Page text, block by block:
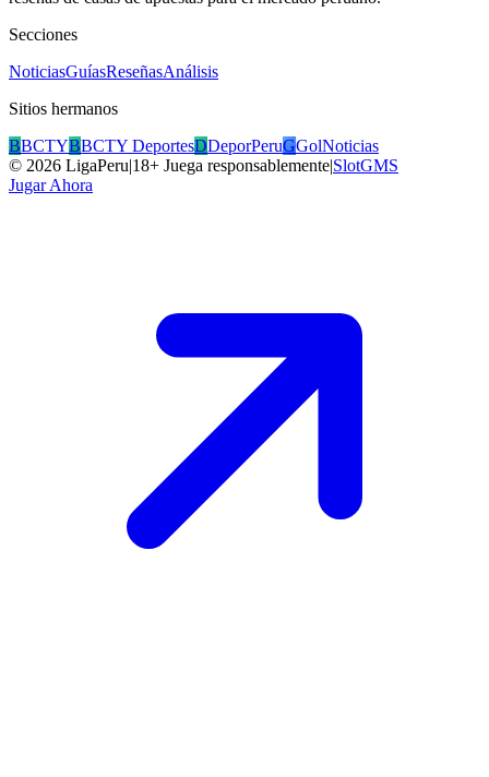
Secciones
NoticiasGuíasReseñasAnálisis
Sitios hermanos
BBCTYBBCTY DeportesDDeporPeruGGolNoticias
© 2026 LigaPeru|18+ Juega responsablemente|SlotGMS
Jugar Ahora